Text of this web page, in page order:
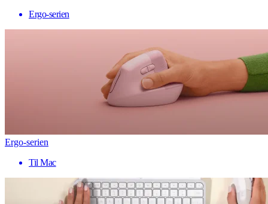
Ergo-serien
Ergo-serien
Til Mac